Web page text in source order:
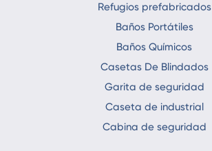
Refugios prefabricados
Baños Portátiles
Baños Químicos
Casetas De Blindados
Garita de seguridad
Caseta de industrial
Cabina de seguridad